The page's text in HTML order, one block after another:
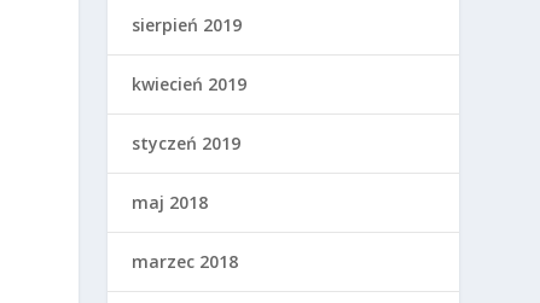
sierpień 2019
kwiecień 2019
styczeń 2019
maj 2018
marzec 2018